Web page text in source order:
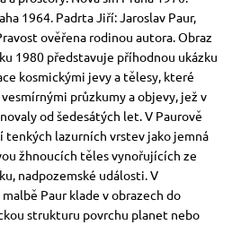
1964. Padrta Jiří: Jaroslav Paur,
ověřena rodinou autora. Obraz
1980 představuje příhodnou ukázku
kosmickými jevy a tělesy, které
průzkumy a objevy, jež v
od šedesátých let. V Paurově
tenkých lazurních vrstev jako jemná
žhnoucích těles vynořujících ze
nadpozemské události. V
Paur klade v obrazech do
strukturu povrchu planet nebo